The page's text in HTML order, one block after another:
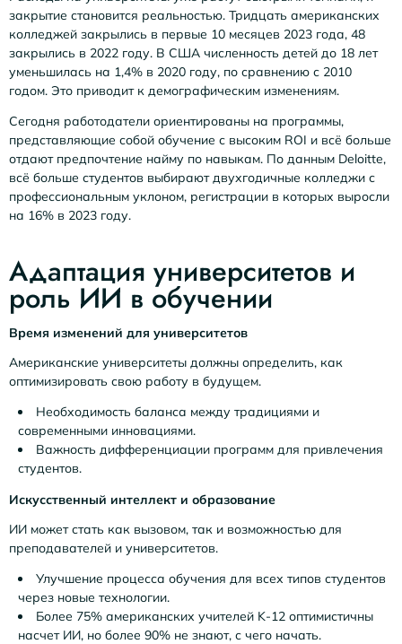
закрытие становится реальностью. Тридцать американских
колледжей закрылись в первые 10 месяцев 2023 года, 48
закрылись в 2022 году. В США численность детей до 18 лет
уменьшилась на 1,4% в 2020 году, по сравнению с 2010
годом. Это приводит к демографическим изменениям.
Сегодня работодатели ориентированы на программы,
представляющие собой обучение с высоким ROI и всё больше
отдают предпочтение найму по навыкам. По данным Deloitte,
всё больше студентов выбирают двухгодичные колледжи с
профессиональным уклоном, регистрации в которых выросли
на 16% в 2023 году.
Адаптация университетов и
роль ИИ в обучении
Время изменений для университетов
Американские университеты должны определить, как
оптимизировать свою работу в будущем.
Необходимость баланса между традициями и
современными инновациями.
Важность дифференциации программ для привлечения
студентов.
Искусственный интеллект и образование
ИИ может стать как вызовом, так и возможностью для
преподавателей и университетов.
Улучшение процесса обучения для всех типов студентов
через новые технологии.
Более 75% американских учителей K-12 оптимистичны
насчет ИИ, но более 90% не знают, с чего начать.